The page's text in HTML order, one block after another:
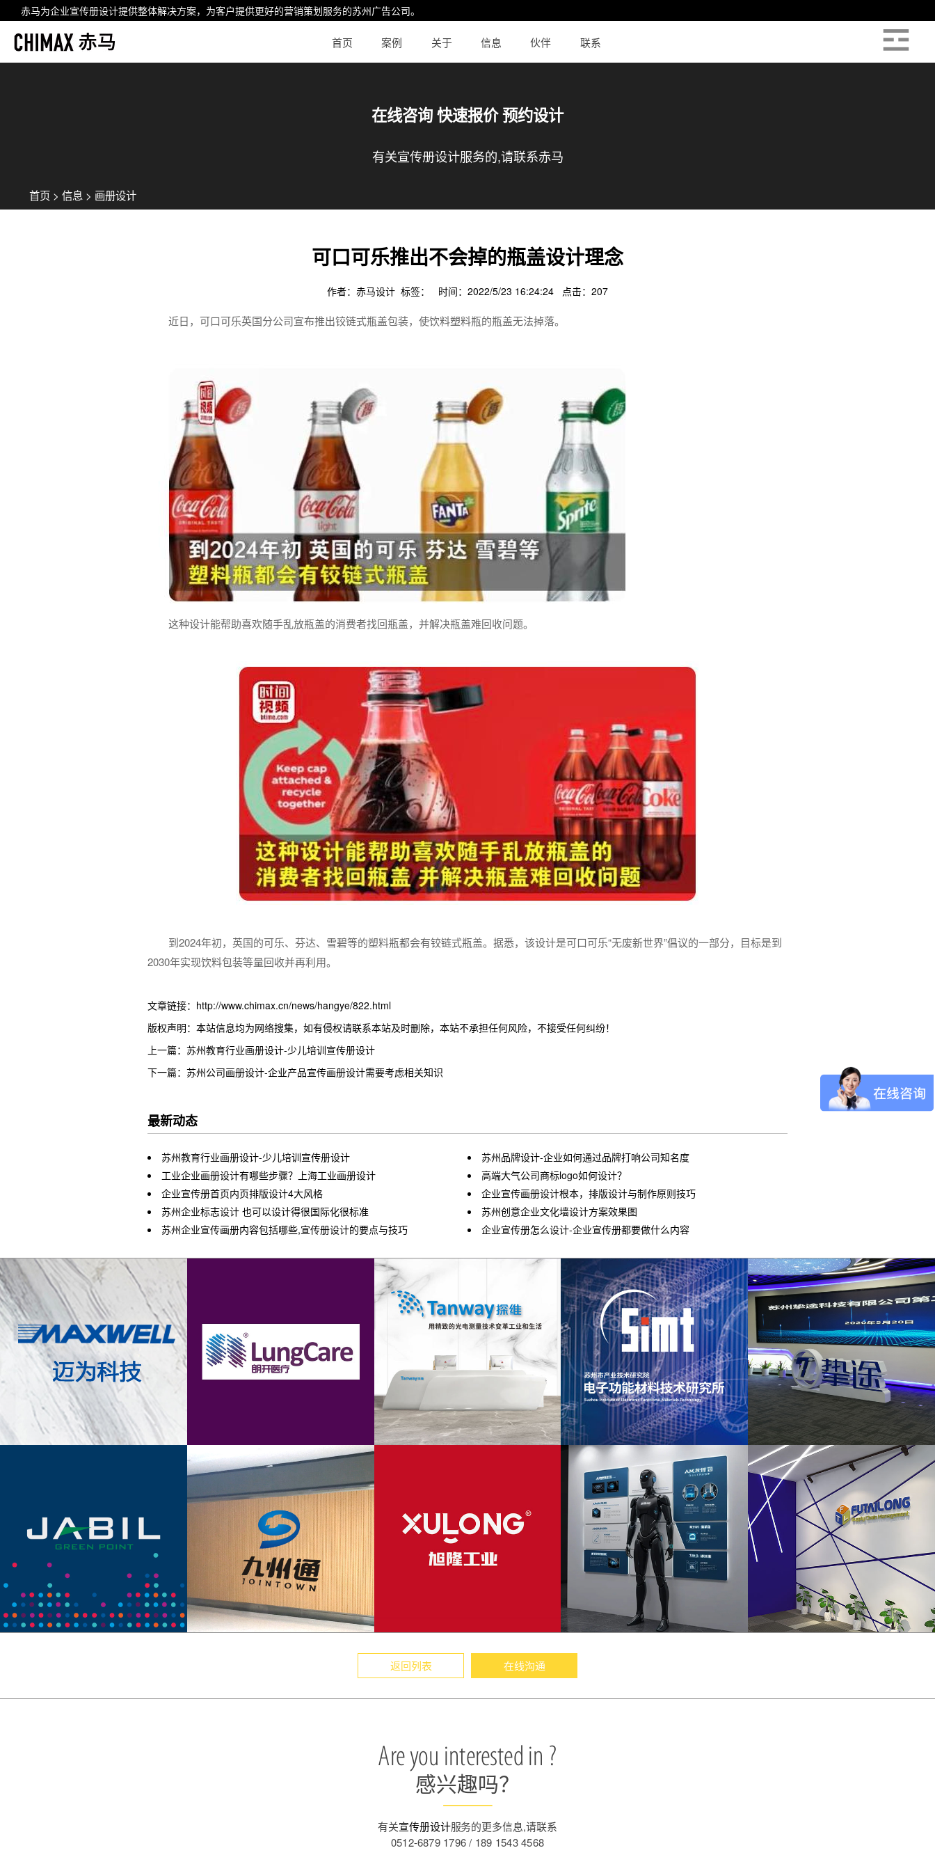
赤马为企业宣传册设计提供整体解决方案，为客户提供更好的营销策划服务的苏州广告公司。
首页 案例 关于 信息 伙伴 联系
在线咨询 快速报价 预约设计
有关宣传册设计服务的,请联系赤马
首页 > 信息 > 画册设计
可口可乐推出不会掉的瓶盖设计理念
作者：赤马设计 标签： 时间：2022/5/23 16:24:24 点击： 207
近日，可口可乐英国分公司宣布推出铰链式瓶盖包装，使饮料塑料瓶的瓶盖无法掉落。
这种设计能帮助喜欢随手乱放瓶盖的消费者找回瓶盖，并解决瓶盖难回收问题。
到2024年初，英国的可乐、芬达、雪碧等的塑料瓶都会有铰链式瓶盖。据悉，该设计是可口可乐“无废新世界”倡议的一部分，目标是到
2030年实现饮料包装等量回收并再利用。
文章链接：http://www.chimax.cn/news/hangye/822.html
版权声明：本站信息均为网络搜集，如有侵权请联系本站及时删除，本站不承担任何风险，不接受任何纠纷！
上一篇：苏州教育行业画册设计-少儿培训宣传册设计
下一篇：苏州公司画册设计-企业产品宣传画册设计需要考虑相关知识
最新动态
苏州教育行业画册设计-少儿培训宣传册设计
苏州品牌设计-企业如何通过品牌打响公司知名度
工业企业画册设计有哪些步骤？上海工业画册设计
高端大气公司商标logo如何设计？
企业宣传册首页内页排版设计4大风格
企业宣传画册设计根本，排版设计与制作原则技巧
苏州企业标志设计 也可以设计得很国际化很标准
苏州创意企业文化墙设计方案效果图
苏州企业宣传画册内容包括哪些,宣传册设计的要点与技巧
企业宣传册怎么设计-企业宣传册都要做什么内容
返回列表 在线沟通
Are you interested in ?
感兴趣吗？
有关宣传册设计服务的更多信息,请联系
0512-6879 1796 / 189 1543 4568